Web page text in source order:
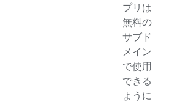
プリは
無料の
サブド
メイン
で使用
できる
ように